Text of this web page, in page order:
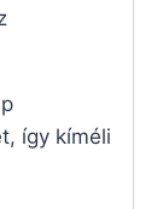
így kíméli